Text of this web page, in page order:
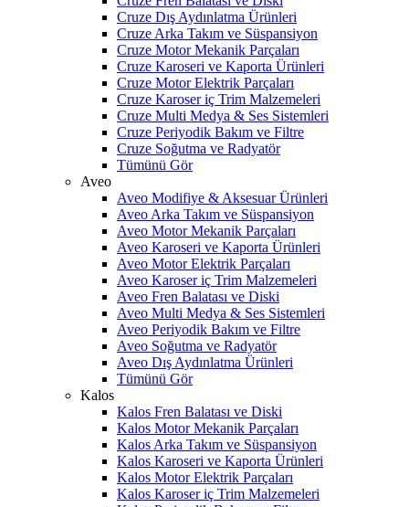
Cruze Dış Aydınlatma Ürünleri
Cruze Arka Takım ve Süspansiyon
Cruze Motor Mekanik Parçaları
Cruze Karoseri ve Kaporta Ürünleri
Cruze Motor Elektrik Parçaları
Cruze Karoser iç Trim Malzemeleri
Cruze Multi Medya & Ses Sistemleri
Cruze Periyodik Bakım ve Filtre
Cruze Soğutma ve Radyatör
Tümünü Gör
Aveo
Aveo Modifiye & Aksesuar Ürünleri
Aveo Arka Takım ve Süspansiyon
Aveo Motor Mekanik Parçaları
Aveo Karoseri ve Kaporta Ürünleri
Aveo Motor Elektrik Parçaları
Aveo Karoser iç Trim Malzemeleri
Aveo Fren Balatası ve Diski
Aveo Multi Medya & Ses Sistemleri
Aveo Periyodik Bakım ve Filtre
Aveo Soğutma ve Radyatör
Aveo Dış Aydınlatma Ürünleri
Tümünü Gör
Kalos
Kalos Fren Balatası ve Diski
Kalos Motor Mekanik Parçaları
Kalos Arka Takım ve Süspansiyon
Kalos Karoseri ve Kaporta Ürünleri
Kalos Motor Elektrik Parçaları
Kalos Karoser iç Trim Malzemeleri